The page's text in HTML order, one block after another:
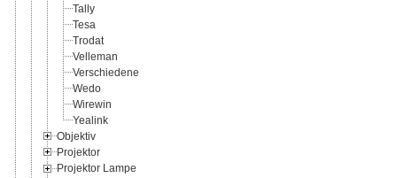
Tally
Tesa
Trodat
Velleman
Verschiedene
Wedo
Wirewin
Yealink
Objektiv
Projektor
Projektor Lampe